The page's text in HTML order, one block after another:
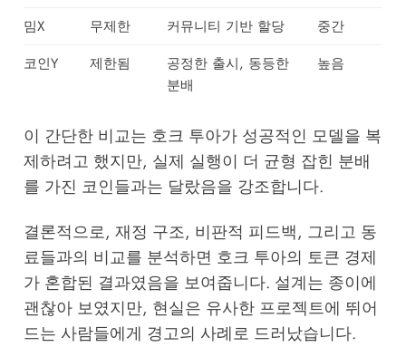
밈X 무제한 커뮤니티 기반 할당
중간
코인Y
제한됨
공정한 출시, 동등한
분배
높음
이 간단한 비교는 호크 투아가 성공적인 모델을 복
제하려고 했지만, 실제 실행이 더 균형 잡힌 분배
를 가진 코인들과는 달랐음을 강조합니다.
결론적으로, 재정 구조, 비판적 피드백, 그리고 동
료들과의 비교를 분석하면 호크 투아의 토큰 경제
가 혼합된 결과였음을 보여줍니다. 설계는 종이에
괜찮아 보였지만, 현실은 유사한 프로젝트에 뛰어
드는 사람들에게 경고의 사례로 드러났습니다.